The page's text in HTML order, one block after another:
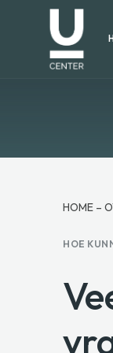
HOME –
HOE